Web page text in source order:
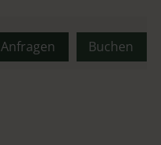
Buchen
Anfragen